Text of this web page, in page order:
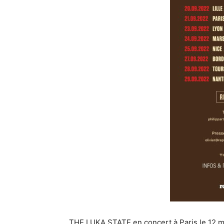
THE LUKA STATE en concert à Paris le 12